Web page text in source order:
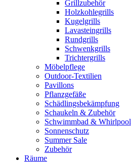
Grillzubehör
Holzkohlegrills
Kugelgrills
Lavasteingrills
Rundgrills
Schwenkgrills
Trichtergrills
Möbelpflege
Outdoor-Textilien
Pavillons
Pflanzgefäße
Schädlingsbekämpfung
Schaukeln & Zubehör
Schwimmbad & Whirlpool
Sonnenschutz
Summer Sale
Zubehör
Räume